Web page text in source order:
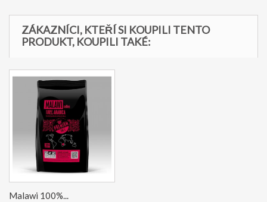
ZÁKAZNÍCI, KTEŘÍ SI KOUPILI TENTO
PRODUKT, KOUPILI TAKÉ:
Malawi 100%...